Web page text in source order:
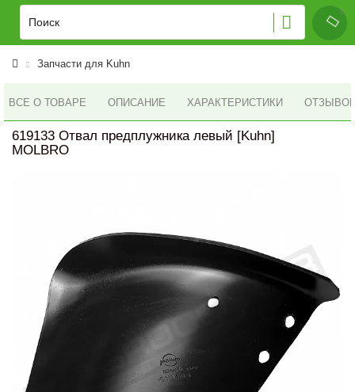
Запчасти для Kuhn
ВСЕ О ТОВАРЕ ОПИСАНИЕ ХАРАКТЕРИСТИКИ ОТЗЫВОВ
619133 Отвал предплужника левый [Kuhn]
MOLBRO